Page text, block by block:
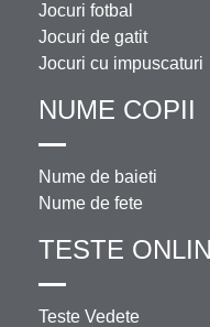
Jocuri fotbal
Jocuri de gatit
Jocuri cu impuscaturi
NUME COPII
Nume de baieti
Nume de fete
TESTE
Teste Vedete